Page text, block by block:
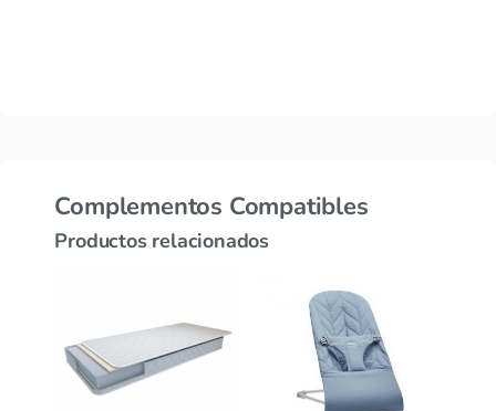
Complementos Compatibles
Productos relacionados